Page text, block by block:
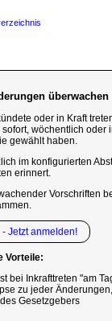
überwachen
oder in Kraft
wöchentlich oder
gewählt haben.
im konfigurierten
erinnert.
Vorschriften
Jetzt anmelden!
Vorteile:
bei Inkrafttreten "am
zu jeder Änderungen,
Gesetzgebers